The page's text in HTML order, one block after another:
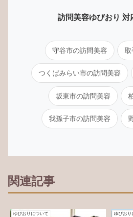
訪問美容ゆびおり 対
守谷市の訪問美容 取
つくばみらい市の訪問美容
坂東市の訪問美容
我孫子市の訪問美容
関連記事
ゆびおりについて ゆびおり